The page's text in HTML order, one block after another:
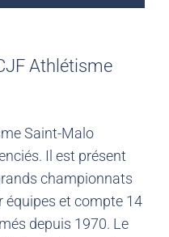
Athlétisme
Saint-Malo
Il est présent
championnats
équipes et compte 14
depuis 1970. Le